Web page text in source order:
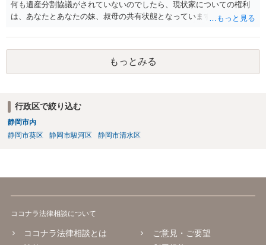
何も遺産分割協議がされていないのでしたら、現状家についての権利
は、あなたとあなたの妹、叔母の共有状態となっています。 相続割合
が祖父から相続した１/４は相続人全員が相続放棄したため相続人不在
の状態です。 そのため相続持ち分の登記のみであれば上記の割合での
登記をすれば足りますが、仮に家を処分するのであればお父様の１/４
に関して相続財産清算人を選任してその清算人含めて処分の手続きを
もっとみる
行政区で絞り込む
静岡市内
静岡市葵区
静岡市駿河区 静岡市清水区
ココナラ法律相談について
ココナラ法律相談とは
ご意見・ご要望